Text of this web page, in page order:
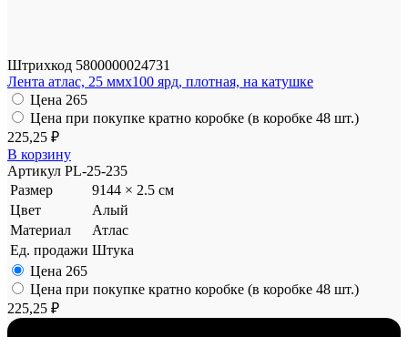
Штрихкод 5800000024731
Лента атлас, 25 ммx100 ярд, плотная, на катушке
Цена 265
Цена при покупке кратно коробке (в коробке 48 шт.)
225,25 ₽
В корзину
Артикул PL-25-235
Размер
9144 × 2.5 см
Цвет
Алый
Материал
Атлас
Ед. продажи Штука
Цена 265
Цена при покупке кратно коробке (в коробке 48 шт.)
225,25 ₽